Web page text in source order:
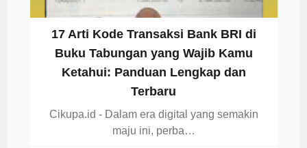
17 Arti Kode Transaksi Bank BRI di
Buku Tabungan yang Wajib Kamu
Ketahui: Panduan Lengkap dan
Terbaru
Cikupa.id - Dalam era digital yang semakin
maju ini, perba…